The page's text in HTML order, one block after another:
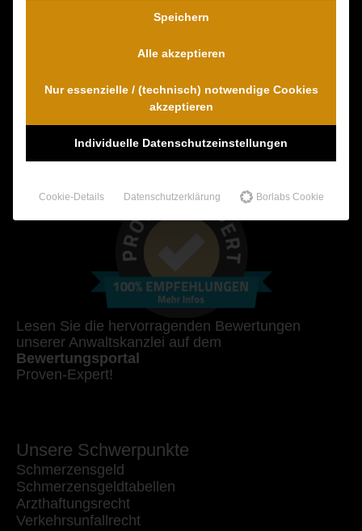
Dr. Wambach & Walter
0421 54 895 10 - Fax
info@schmerzensgeld-spezialisten.de
Zum Kontaktformular
Lesen Sie die hervorragenden Bewertungen
unserer Anwaltskanzlei auf dem
Bewertungsportal
Proven-Expert!
Unsere Schwerpunkte
Schmerzensgeld
Schmerzensgeldtabellen
Arzthaftungsrecht
Verkehrsunfallrecht
Speichern
Alle akzeptieren
Nur essenzielle / (technisch) notwendige Cookies
akzeptieren
Individuelle Datenschutzeinstellungen
Cookie-Details Datenschutzerklärung Borlabs Cookie